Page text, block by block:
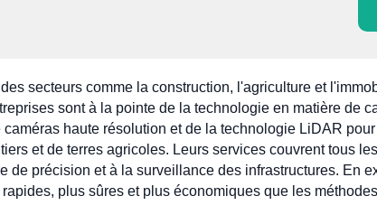
secteurs comme la construction, l'agriculture et
sont à la pointe de la technologie en matière de
haute résolution et de la technologie LiDAR
et de terres agricoles. Leurs services couvrent tous
de précision et à la surveillance des infrastructures. En
plus sûres et plus économiques que les